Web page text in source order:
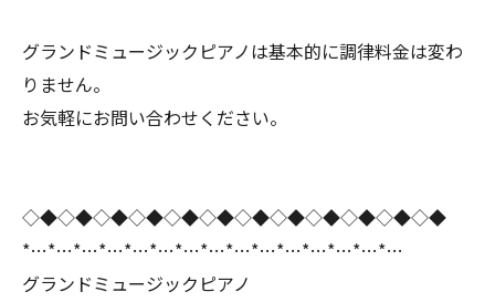
グランドミュージックピアノは基本的に調律料金は変わ
りません。
お気軽にお問い合わせください。
◇◆◇◆◇◆◇◆◇◆◇◆◇◆◇◆◇◆◇◆◇◆◇◆
*…*…*…*…*…*…*…*…*…*…*…*…*…*…*…
グランドミュージックピアノ